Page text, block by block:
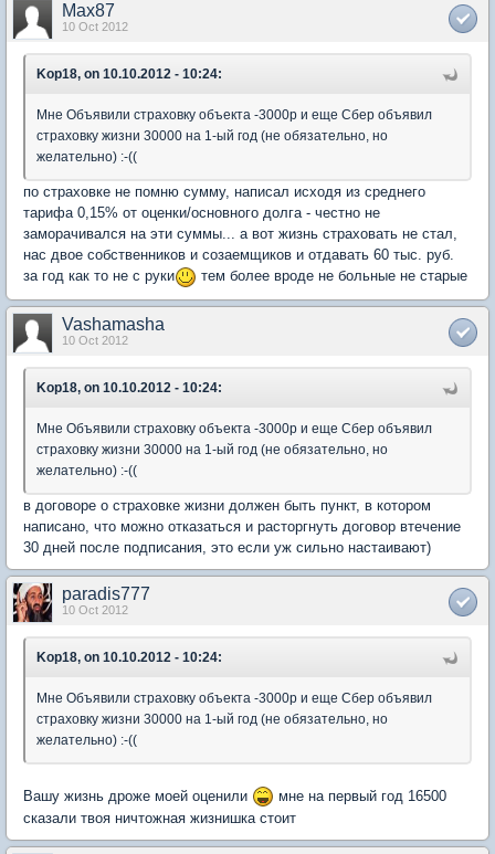
Max87
10 Oct 2012
Kop18, on 10.10.2012 - 10:24:
Мне Объявили страховку объекта -3000р и еще Сбер объявил
страховку жизни 30000 на 1-ый год (не обязательно, но
желательно) :-((
по страховке не помню сумму, написал исходя из среднего
тарифа 0,15% от оценки/основного долга - честно не
заморачивался на эти суммы... а вот жизнь страховать не стал,
нас двое собственников и созаемщиков и отдавать 60 тыс. руб.
за год как то не с руки
тем более вроде не больные не старые
Vashamasha
10 Oct 2012
Kop18, on 10.10.2012 - 10:24:
Мне Объявили страховку объекта -3000р и еще Сбер объявил
страховку жизни 30000 на 1-ый год (не обязательно, но
желательно) :-((
в договоре о страховке жизни должен быть пункт, в котором
написано, что можно отказаться и расторгнуть договор втечение
30 дней после подписания, это если уж сильно настаивают)
paradis777
10 Oct 2012
Kop18, on 10.10.2012 - 10:24:
Мне Объявили страховку объекта -3000р и еще Сбер объявил
страховку жизни 30000 на 1-ый год (не обязательно, но
желательно) :-((
Вашу жизнь дроже моей оценили
мне на первый год 16500
сказали твоя ничтожная жизнишка стоит